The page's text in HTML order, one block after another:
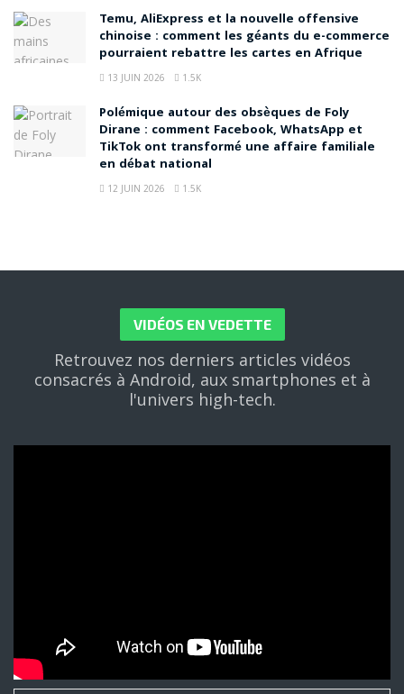
Temu, AliExpress et la nouvelle offensive
chinoise : comment les géants du e-commerce
pourraient rebattre les cartes en Afrique
13 JUIN 2026 1.5K
Polémique autour des obsèques de Foly
Dirane : comment Facebook, WhatsApp et
TikTok ont transformé une affaire familiale
en débat national
12 JUIN 2026 1.5K
VIDÉOS EN VEDETTE
Retrouvez nos derniers articles vidéos
consacrés à Android, aux smartphones et à
l'univers high-tech.